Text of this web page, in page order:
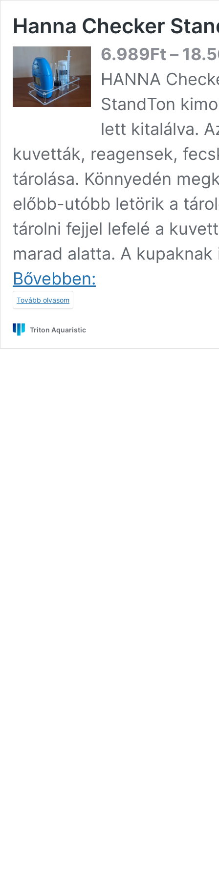
Hanna Checker
6.989Ft –
HANNA
StandTon
lett kitalálva.
kuvetták, reagensek,
tárolása. Könnyedén
előbb-utóbb letörik a
tárolni fejjel lefelé a
marad alatta. A
Bővebben:
Tovább olvasom
Triton Aquaristic